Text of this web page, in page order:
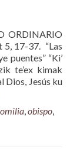
ORDINARIO
17-37. “Las
puentes” “Ki’
te’ex kimak
Dios, Jesús ku
,obispo,